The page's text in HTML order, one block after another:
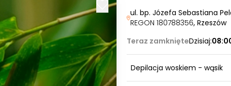
ul. bp. Józefa Sebastiana
REGON 180788356, Rzeszów
Teraz zamknięteDzisiaj:
Depilacja woskiem - wąsik